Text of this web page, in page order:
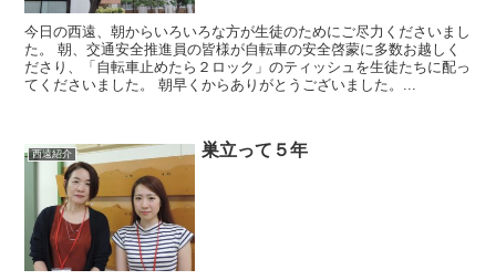
今日の西遠、朝からいろいろな方が生徒のためにご尽力くださいまし
た。 朝、交通安全推進員の皆様が自転車の安全啓蒙に多数お越しく
ださり、「自転車止めたら２ロック」のティッシュを生徒たちに配っ
てくださいました。 朝早くからありがとうございました。...
西遠紹介 巣立って５年